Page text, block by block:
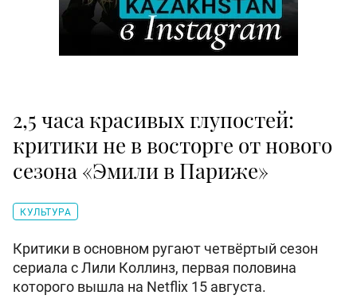
2,5 часа красивых глупостей:
критики не в восторге от нового
сезона «Эмили в Париже»
КУЛЬТУРА
Критики в основном ругают четвёртый сезон
сериала с Лили Коллинз, первая половина
которого вышла на Netflix 15 августа.